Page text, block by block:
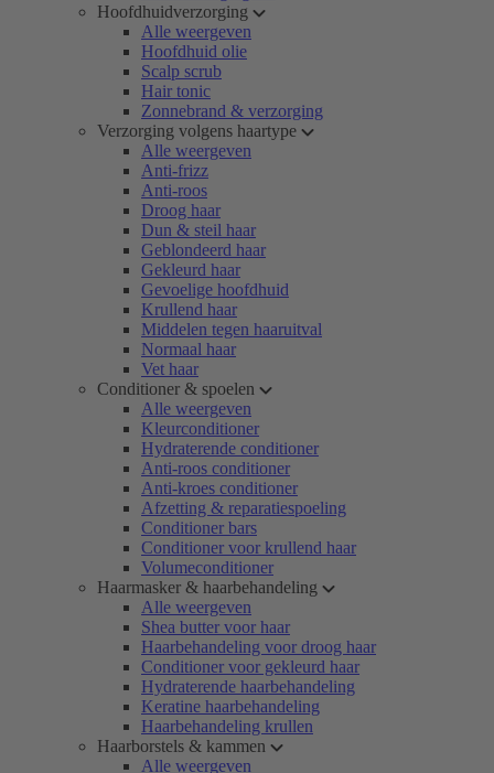
Hoofdhuidverzorging
Alle weergeven
Hoofdhuid olie
Scalp scrub
Hair tonic
Zonnebrand & verzorging
Verzorging volgens haartype
Alle weergeven
Anti-frizz
Anti-roos
Droog haar
Dun & steil haar
Geblondeerd haar
Gekleurd haar
Gevoelige hoofdhuid
Krullend haar
Middelen tegen haaruitval
Normaal haar
Vet haar
Conditioner & spoelen
Alle weergeven
Kleurconditioner
Hydraterende conditioner
Anti-roos conditioner
Anti-kroes conditioner
Afzetting & reparatiespoeling
Conditioner bars
Conditioner voor krullend haar
Volumeconditioner
Haarmasker & haarbehandeling
Alle weergeven
Shea butter voor haar
Haarbehandeling voor droog haar
Conditioner voor gekleurd haar
Hydraterende haarbehandeling
Keratine haarbehandeling
Haarbehandeling krullen
Haarborstels & kammen
Alle weergeven